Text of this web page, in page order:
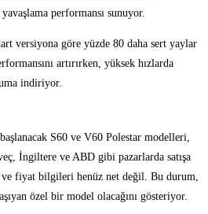
performansı sunuyor.
versiyona göre yüzde 80 daha sert yaylar
artırırken, yüksek hızlarda
indiriyor.
S60 ve V60 Polestar modelleri,
İngiltere ve ABD gibi pazarlarda satışa
fiyat bilgileri henüz net değil. Bu durum,
özel bir model olacağını gösteriyor.